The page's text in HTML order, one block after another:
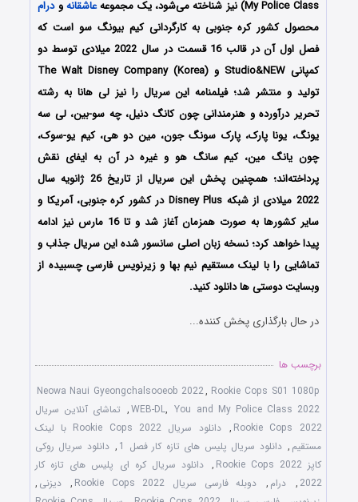
My Police Class) نیز شناخته می‌شود، یک مجموعه
عاشقانهودرام
محصول کشور کره جنوبی به کارگردانی کیم بیونگ سو است که
فصل اول آن در قالب 16 قسمت در سال 2022 میلادی توسط دو
کمپانی Studio&NEW و The Walt Disney Company (Korea)
تولید و منتشر شد؛ فیلمنامه این سریال را نیز لی هانا به رشته
تحریر درآورده و هنرمندانی چون کانگ دنیل، چه سو-بین، لی سه
یونگ، یونا پارک، پارک سونگ جون، مین دو هی، کیم یو-سوک،
چون یانگ مین، کیم سانگ هو و غیره در آن به ایفای نقش
پرداخته‌اند؛ همچنین پخش این سریال از تاریخ 26 ژانویه سال
2022 میلادی از شبکه‌‌ Disney Plus در کشور کره جنوبی، آمریکا و
سایر کشورها به صورت همزمان آغاز شد و تا 16 مارس نیز ادامه
پیدا خواهد کرد؛ نسخه زبان اصلی سانسور شده این سریال جذاب و
تماشایی را با لینک مستقیم نیم بها و زیرنویس فارسی چسبیده از
وبسایت دوستی ها دانلود کنید.
در حال بارگذاری پخش کننده...
برچسب ها
Neowa Naui Gyeongchalsooeob 2022, Rookie Cops S01 1080p
WEB-DL, You and My Police Class 2022
, تماشای آنلاین سریال
Rookie Cops 2022
,
دانلود سریال Rookie Cops 2022 با لینک
مستقیم , دانلود سریال پلیس های تازه کار فصل 1 , دانلود سریال روکی
کاپز Rookie Cops 2022
, دانلود سریال کره ای پلیس های تازه کار
2022
, درام , دوبله فارسی سریال Rookie Cops 2022 , دیزنی ,